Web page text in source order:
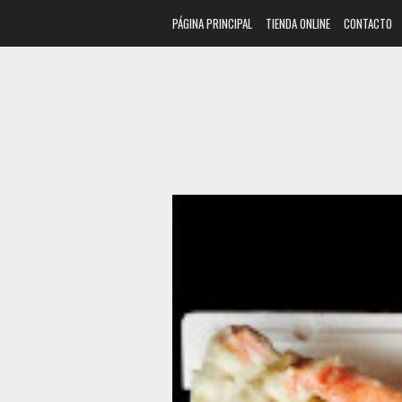
PÁGINA PRINCIPAL TIENDA ONLINE CONTACTO